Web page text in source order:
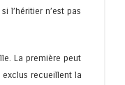
l’héritier n’est pas
La première peut
exclus recueillent la